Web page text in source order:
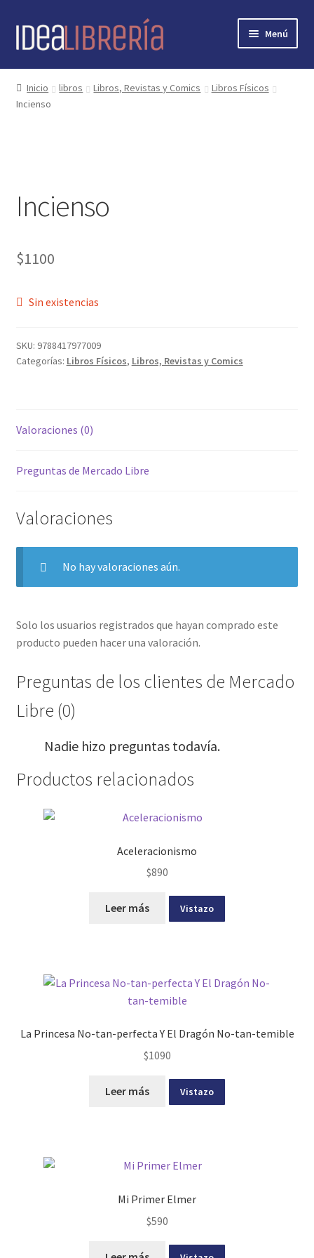
Ir
Ir
Menú
Inicio
contacto
nosotros
novedades
Inicio libros Libros, Revistas y Comics
Libros Físicos
Incienso
Incienso
$1100
Sin existencias
SKU: 9788417977009
Categorías: Libros Físicos, Libros, Revistas y Comics
Valoraciones (0)
Preguntas de Mercado Libre
Valoraciones
No hay valoraciones aún.
Solo los usuarios registrados que hayan comprado este
producto pueden hacer una valoración.
Preguntas de los clientes de Mercado
Libre (0)
Nadie hizo preguntas todavía.
Productos relacionados
Aceleracionismo
$890
Leer más Vistazo
La Princesa No-tan-perfecta Y El Dragón No-tan-temible
$1090
Leer más Vistazo
Mi Primer Elmer
$590